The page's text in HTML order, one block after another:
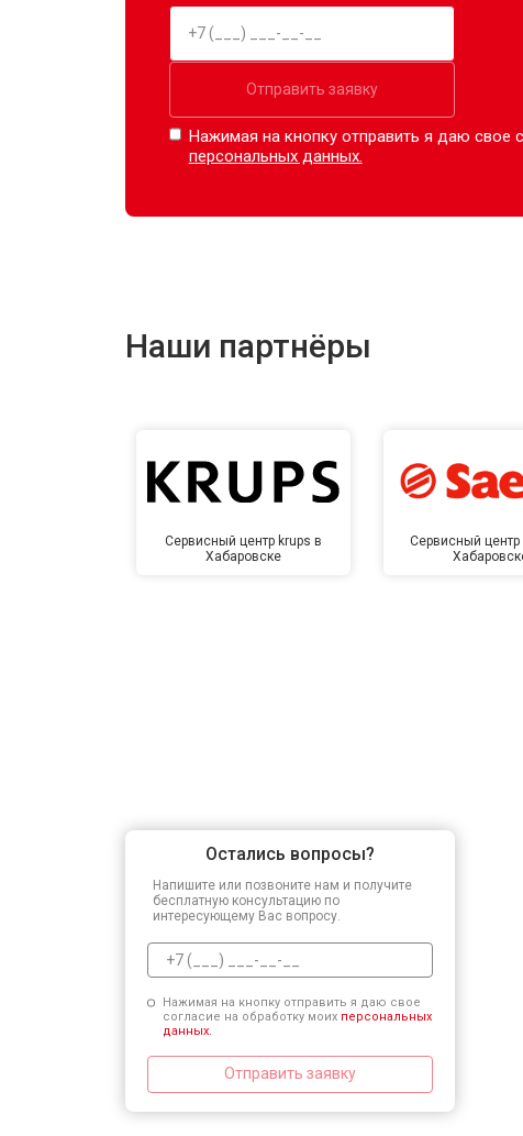
Отправить заявку
Нажимая на кнопку отправить я даю свое
персональных данных.
Наши партнёры
Сервисный центр krups в
Хабаровске
Сервисный
Остались вопросы?
Напишите или позвоните нам и получите
бесплатную консультацию по
интересующему Вас вопросу.
Нажимая на кнопку отправить я даю свое
согласие на обработку моих персональных
данных.
Отправить заявку